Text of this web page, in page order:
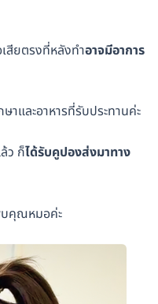
สียตรงที่หลังทำอาจมีอาการ
และอาหารที่รับประทานค่ะ
ว ก็ได้รับคูปองส่งมาทาง
บคุณหมอค่ะ